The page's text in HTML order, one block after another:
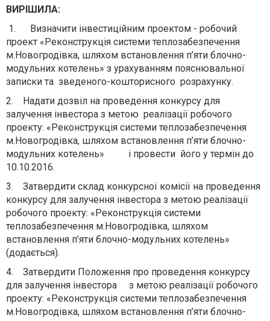
ВИРІШИЛА:
1. Визначити інвестиційним проектом - робочий
проект «Реконструкція системи теплозабезпечення
м.Новогродівка, шляхом встановлення п’яти блочно-
модульних котелень» з урахуванням пояснювальної
записки та зведеного-кошторисного розрахунку.
2. Надати дозвіл на проведення конкурсу для
залучення інвестора з метою реалізації робочого
проекту: «Реконструкція системи теплозабезпечення
м.Новогродівка, шляхом встановлення п’яти блочно-
модульних котелень» і провести його у термін до
10.10.2016.
3. Затвердити склад конкурсної комісії на проведення
конкурсу для залучення інвестора з метою реалізації
робочого проекту: «Реконструкція системи
теплозабезпечення м.Новогродівка, шляхом
встановлення п’яти блочно-модульних котелень»
(додається).
4. Затвердити Положення про проведення конкурсу
для залучення інвестора з метою реалізації робочого
проекту: «Реконструкція системи теплозабезпечення
м.Новогродівка, шляхом встановлення п’яти блочно-